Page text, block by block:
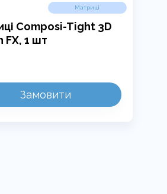
Composi-Tight 3D
FX, 1 шт
Матриці
Замовити